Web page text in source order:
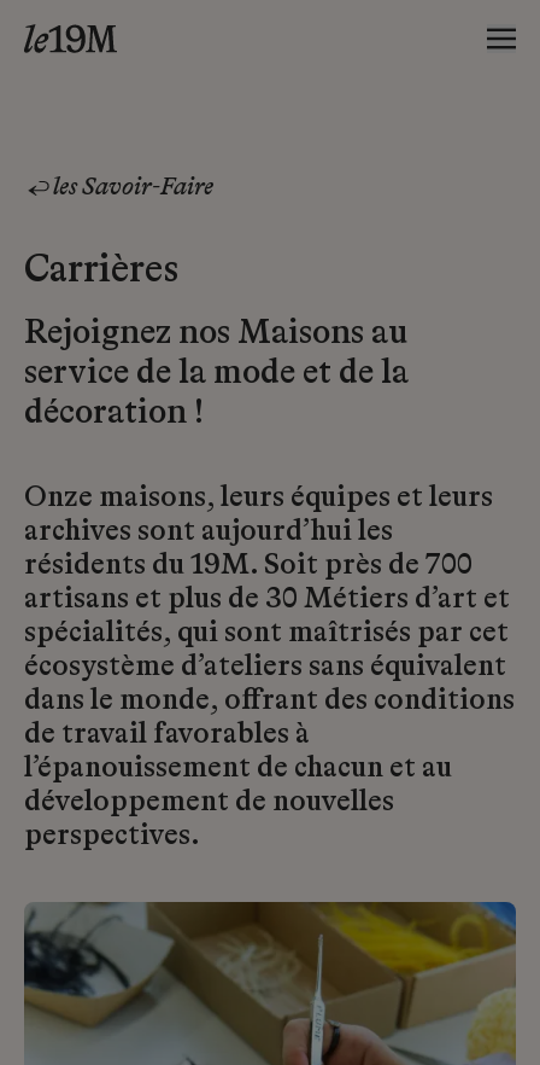
les Savoir-Faire
Carrières
Rejoignez nos Maisons au
service de la mode et de la
décoration !
Onze maisons, leurs équipes et leurs
archives sont aujourd’hui les
résidents du 19M. Soit près de 700
artisans et plus de 30 Métiers d’art et
spécialités, qui sont maîtrisés par cet
écosystème d’ateliers sans équivalent
dans le monde, offrant des conditions
de travail favorables à
l’épanouissement de chacun et au
développement de nouvelles
perspectives.